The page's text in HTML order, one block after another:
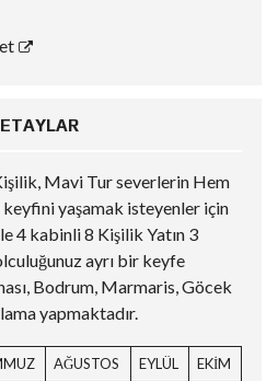
Mavi Tur severlerin Hem
yaşamak isteyenler için
4 kabinli 8 Kişilik Yatın 3
ayrı bir keyfe
Bodrum, Marmaris, Göcek
yapmaktadır.
AĞUSTOS EYLÜL EKİM